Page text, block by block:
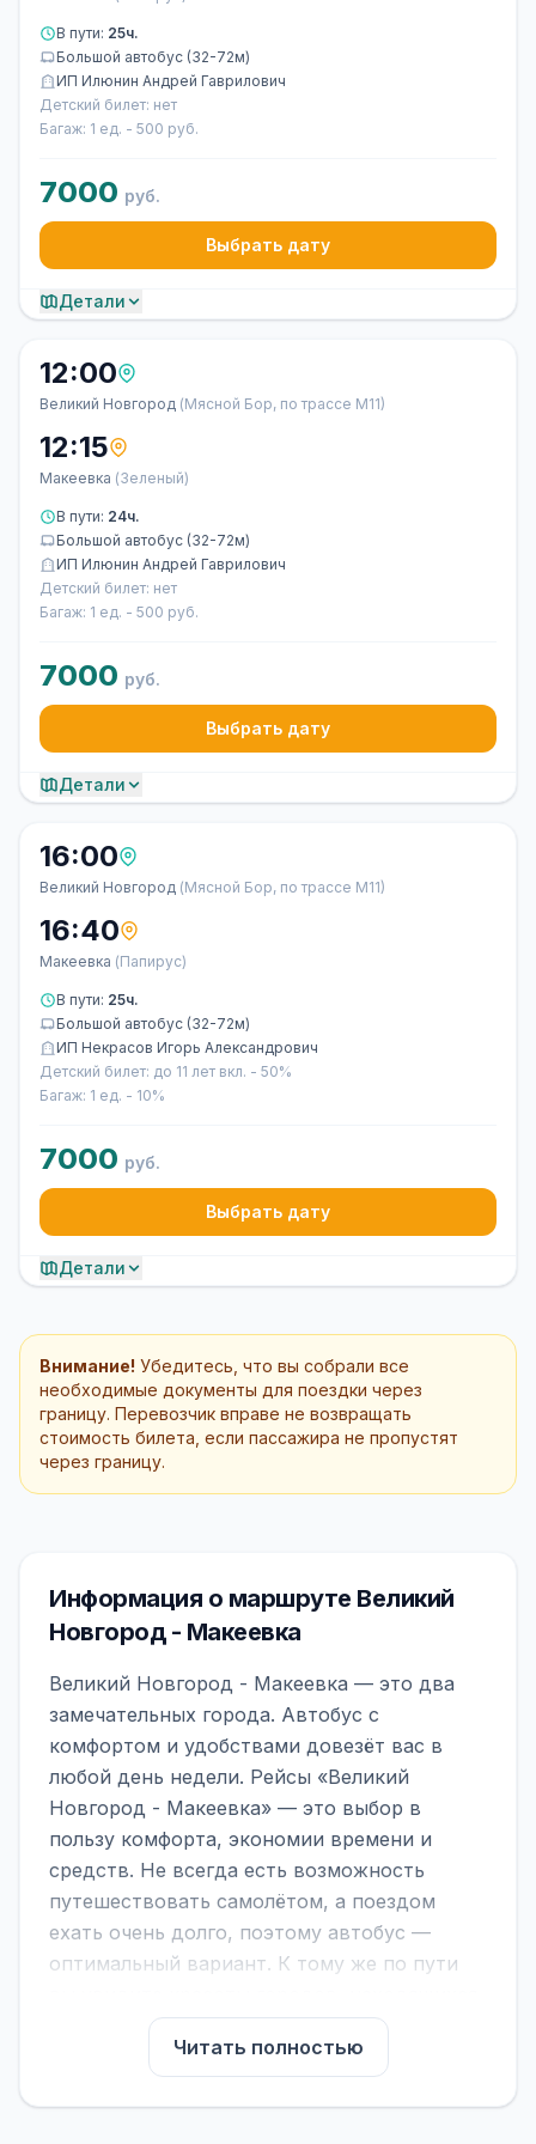
В пути: 25ч.
Большой автобус (32-72м)
ИП Илюнин Андрей Гаврилович
Детский билет: нет
Багаж: 1 ед. - 500 руб.
7000 руб.
Выбрать дату
Детали
12:00
Великий Новгород (Мясной Бор, по трассе М11)
12:15
Макеевка (Зеленый)
В пути: 24ч.
Большой автобус (32-72м)
ИП Илюнин Андрей Гаврилович
Детский билет: нет
Багаж: 1 ед. - 500 руб.
7000 руб.
Выбрать дату
Детали
16:00
Великий Новгород (Мясной Бор, по трассе М11)
16:40
Макеевка (Папирус)
В пути: 25ч.
Большой автобус (32-72м)
ИП Некрасов Игорь Александрович
Детский билет: до 11 лет вкл. - 50%
Багаж: 1 ед. - 10%
7000 руб.
Выбрать дату
Детали
Внимание! Убедитесь, что вы собрали все
необходимые документы для поездки через
границу. Перевозчик вправе не возвращать
стоимость билета, если пассажира не пропустят
через границу.
Информация о маршруте Великий
Новгород - Макеевка
Великий Новгород - Макеевка — это два
замечательных города. Автобус с
комфортом и удобствами довезёт вас в
любой день недели. Рейсы «Великий
Новгород - Макеевка» — это выбор в
пользу комфорта, экономии времени и
средств. Не всегда есть возможность
путешествовать самолётом, а поездом
ехать очень долго, поэтому автобус —
оптимальный вариант. К тому же по пути
между ними.
На нашем сайте вы можете найти
расписание автобусов Великий Новгород -
Читать полностью